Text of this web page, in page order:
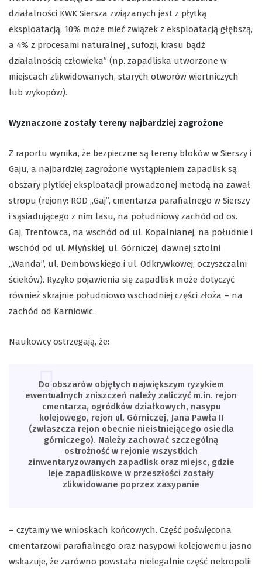
działalności KWK Siersza związanych jest z płytką
eksploatacją, 10% może mieć związek z eksploatacją głębszą,
a 4% z procesami naturalnej „sufozji, krasu bądź
działalnością człowieka” (np. zapadliska utworzone w
miejscach zlikwidowanych, starych otworów wiertniczych
lub wykopów).
Wyznaczone zostały tereny najbardziej zagrożone
Z raportu wynika, że bezpieczne są tereny bloków w Sierszy i
Gaju, a najbardziej zagrożone wystąpieniem zapadlisk są
obszary płytkiej eksploatacji prowadzonej metodą na zawał
stropu (rejony: ROD „Gaj”, cmentarza parafialnego w Sierszy
i sąsiadującego z nim lasu, na południowy zachód od os.
Gaj, Trentowca, na wschód od ul. Kopalnianej, na południe i
wschód od ul. Młyńskiej, ul. Górniczej, dawnej sztolni
„Wanda”, ul. Dembowskiego i ul. Odkrywkowej, oczyszczalni
ścieków). Ryzyko pojawienia się zapadlisk może dotyczyć
również skrajnie południowo wschodniej części złoża – na
zachód od Karniowic.
Naukowcy ostrzegają, że:
Do obszarów objętych największym ryzykiem
ewentualnych zniszczeń należy zaliczyć m.in. rejon
cmentarza, ogródków działkowych, nasypu
kolejowego, rejon ul. Górniczej, Jana Pawła II
(zwłaszcza rejon obecnie nieistniejącego osiedla
górniczego). Należy zachować szczególną
ostrożność w rejonie wszystkich
zinwentaryzowanych zapadlisk oraz miejsc, gdzie
leje zapadliskowe w przeszłości zostały
zlikwidowane poprzez zasypanie
– czytamy we wnioskach końcowych. Część poświęcona
cmentarzowi parafialnego oraz nasypowi kolejowemu jasno
wskazuje, że zarówno powstała nielegalnie część nekropolii